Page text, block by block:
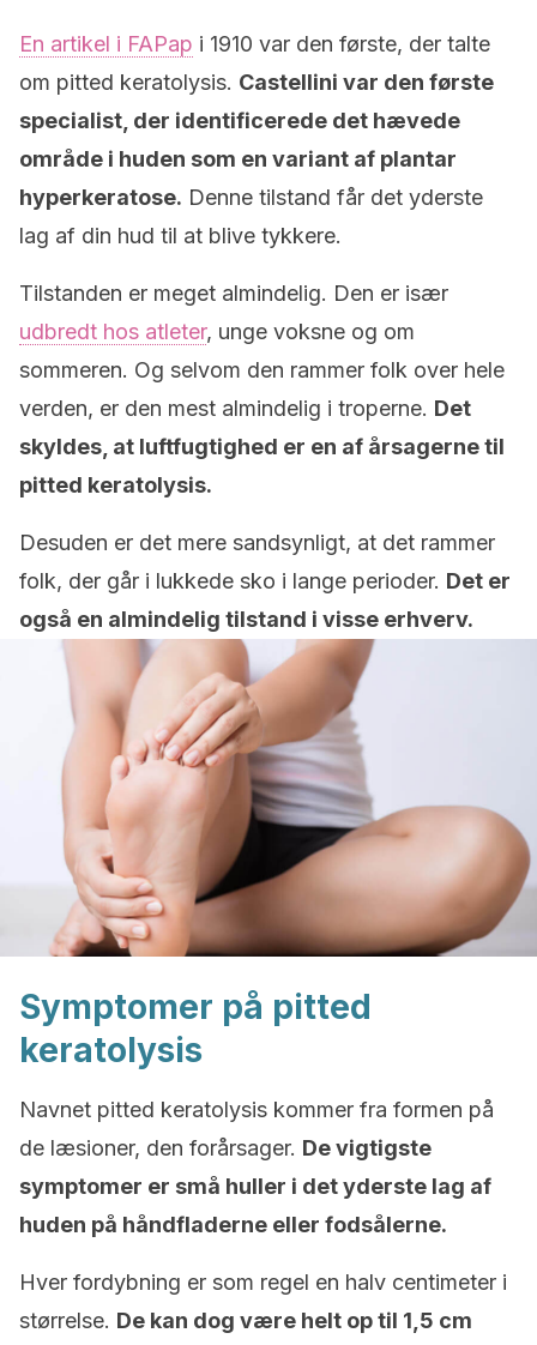
En artikel i FAPap i 1910 var den første, der talte
om pitted keratolysis. Castellini var den første
specialist, der identificerede det hævede
område i huden som en variant af plantar
hyperkeratose. Denne tilstand får det yderste
lag af din hud til at blive tykkere.
Tilstanden er meget almindelig. Den er især
udbredt hos atleter, unge voksne og om
sommeren. Og selvom den rammer folk over hele
verden, er den mest almindelig i troperne. Det
skyldes, at luftfugtighed er en af årsagerne til
pitted keratolysis.
Desuden er det mere sandsynligt, at det rammer
folk, der går i lukkede sko i lange perioder. Det er
også en almindelig tilstand i visse erhverv.
Symptomer på pitted
keratolysis
Navnet pitted keratolysis kommer fra formen på
de læsioner, den forårsager. De vigtigste
symptomer er små huller i det yderste lag af
huden på håndfladerne eller fodsålerne.
Hver fordybning er som regel en halv centimeter i
størrelse. De kan dog være helt op til 1,5 cm